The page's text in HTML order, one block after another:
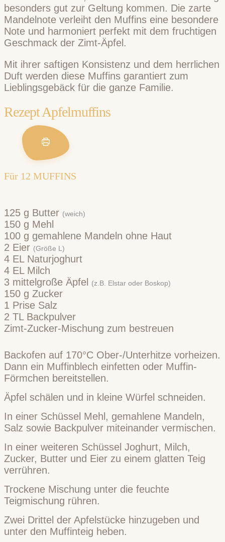
besonders gut zur Geltung kommen. Die zarte
Mandelnote verleiht den Muffins eine besondere
Note und harmoniert perfekt mit dem fruchtigen
Geschmack der Zimt-Äpfel.
Mit ihrer saftigen Konsistenz und dem herrlichen
Duft werden diese Muffins garantiert zum
Lieblingsgebäck für die ganze Familie.
Rezept Apfelmuffins
Für 12 MUFFINS
125 g Butter (weich)
150 g Mehl
100 g gemahlene Mandeln ohne Haut
2 Eier (Größe L)
4 EL Naturjoghurt
4 EL Milch
3 mittelgroße Äpfel (z.B. Elstar oder Boskop)
150 g Zucker
1 Prise Salz
2 TL Backpulver
Zimt-Zucker-Mischung zum bestreuen
Backofen auf 170°C Ober-/Unterhitze vorheizen.
Dann ein Muffinblech einfetten oder Muffin-
Förmchen bereitstellen.
Äpfel schälen und in kleine Würfel schneiden.
In einer Schüssel Mehl, gemahlene Mandeln,
Salz sowie Backpulver miteinander vermischen.
In einer weiteren Schüssel Joghurt, Milch,
Zucker, Butter und Eier zu einem glatten Teig
verrühren.
Trockene Mischung unter die feuchte
Teigmischung rühren.
Zwei Drittel der Apfelstücke hinzugeben und
unter den Muffinteig heben.